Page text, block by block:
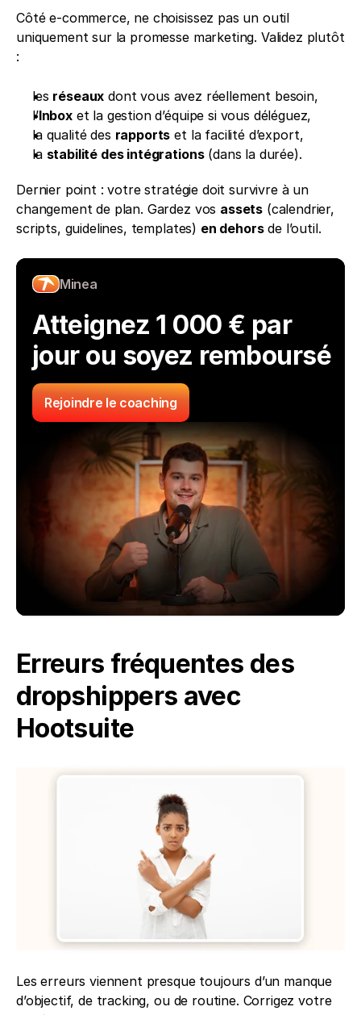
Côté e-commerce, ne choisissez pas un outil
uniquement sur la promesse marketing. Validez plutôt
:
les réseaux dont vous avez réellement besoin,
l’Inbox et la gestion d’équipe si vous déléguez,
la qualité des rapports et la facilité d’export,
la stabilité des intégrations (dans la durée).
Dernier point : votre stratégie doit survivre à un
changement de plan. Gardez vos assets (calendrier,
scripts, guidelines, templates) en dehors de l’outil.
Minea
Atteignez 1 000 € par
jour ou soyez remboursé
Rejoindre le coaching
Erreurs fréquentes des
dropshippers avec
Hootsuite
Les erreurs viennent presque toujours d’un manque
d’objectif, de tracking, ou de routine. Corrigez votre